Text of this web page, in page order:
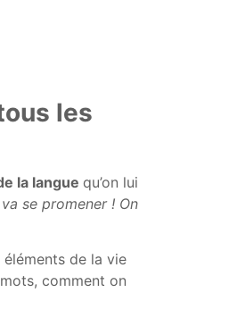
les
la langue qu’on lui
se promener ! On
de la vie
comment on